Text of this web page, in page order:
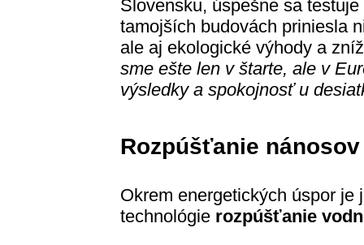
Slovensku, úspešne sa
tamojších budovách priniesla
ale aj ekologické výhody a
sme ešte len v štarte, ale v
výsledky a spokojnosť u
Rozpúšťanie
Okrem energetických úspor
technológie rozpúšťanie